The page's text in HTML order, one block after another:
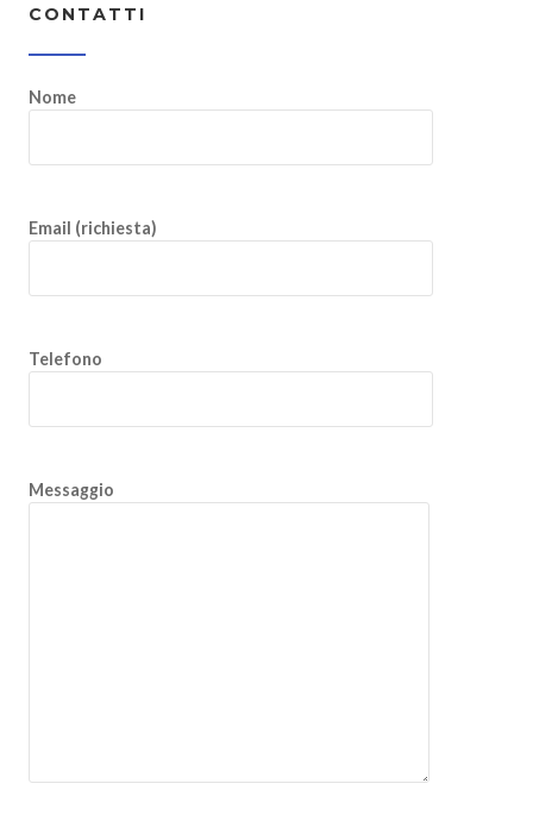
CONTATTI
Nome
Email (richiesta)
Telefono
Messaggio